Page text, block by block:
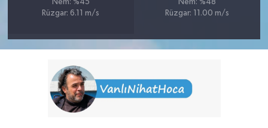
Nem: %45
Rüzgar: 6.11 m/s
Nem: %48
Rüzgar: 11.00 m/s